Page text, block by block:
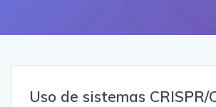
Uso de sistemas CRISPR/